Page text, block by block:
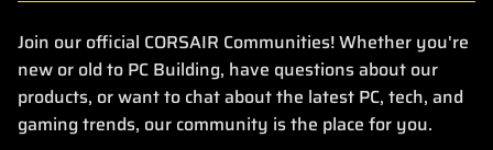
Join our official CORSAIR Communities! Whether you're
new or old to PC Building, have questions about our
products, or want to chat about the latest PC, tech, and
gaming trends, our community is the place for you.